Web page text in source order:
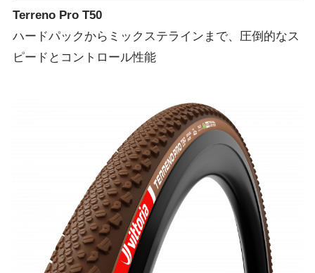
Terreno Pro T50
ハードパックからミックステラインまで、圧倒的なス
ピードとコントロール性能